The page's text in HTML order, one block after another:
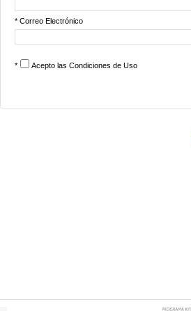
* Correo Electrónico
* Acepto las Condiciones de Uso